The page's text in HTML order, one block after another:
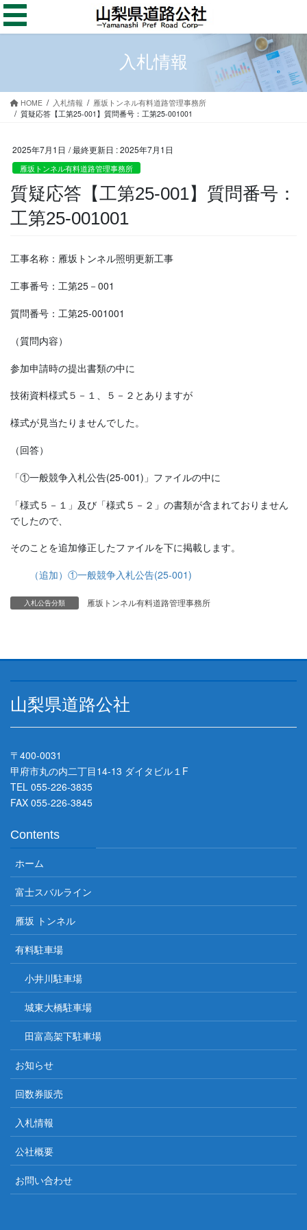
コ
ン
テ
移
ナ
ビ
ゲ
ン
入札情報
HOME 入札情報
雁坂トンネル有料道路管理事務所
質疑応答【工第25-001】質問番号：工第25-001001
2025年7月1日 / 最終更新日 :2025年7月1日
雁坂トンネル有料道路管理事務所
質疑応答【工第25-001】質問番号：
工第25-001001
工事名称：雁坂トンネル照明更新工事
工事番号：工第25－001
質問番号：工第25-001001
（質問内容）
参加申請時の提出書類の中に
技術資料様式５－１、５－２とありますが
様式が見当たりませんでした。
（回答）
「①一般競争入札公告(25-001)」ファイルの中に
「様式５－１」及び「様式５－２」の書類が含まれておりません
でしたので、
そのことを追加修正したファイルを下に掲載します。
（追加）①一般競争入札公告(25-001)
入札公告分類 雁坂トンネル有料道路管理事務所
山梨県道路公社
〒400-0031
甲府市丸の内二丁目14-13 ダイタビル１F
TEL 055-226-3835
FAX 055-226-3845
Contents
ホーム
富士スバルライン
雁坂 トンネル
有料駐車場
小井川駐車場
城東大橋駐車場
田富高架下駐車場
お知らせ
回数券販売
入札情報
公社概要
お問い合わせ